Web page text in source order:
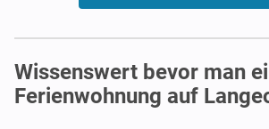
Wissenswert bevor man
Ferienwohnung auf